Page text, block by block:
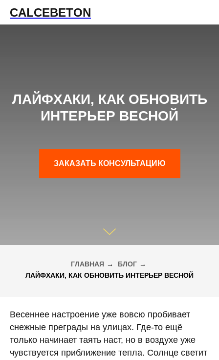
CALCEBETON
ЛАЙФХАКИ, КАК ОБНОВИТЬ
ИНТЕРЬЕР ВЕСНОЙ
ЗАКАЗАТЬ КОНСУЛЬТАЦИЮ
ГЛАВНАЯ → БЛОГ →
ЛАЙФХАКИ, КАК ОБНОВИТЬ ИНТЕРЬЕР ВЕСНОЙ
Весеннее настроение уже вовсю пробивает
снежные преграды на улицах. Где-то ещё
только начинает таять наст, но в воздухе уже
чувствуется приближение тепла. Солнце светит